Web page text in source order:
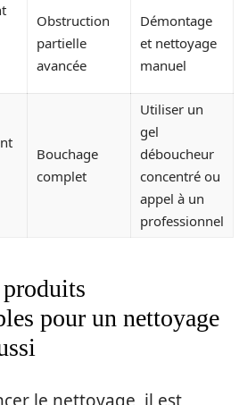
Obstruction
partielle
avancée
Démontage
et nettoyage
manuel
Bouchage
complet
Utiliser un
gel
déboucheur
concentré ou
appel à un
professionnel
pour un nettoyage
le nettoyage, il est